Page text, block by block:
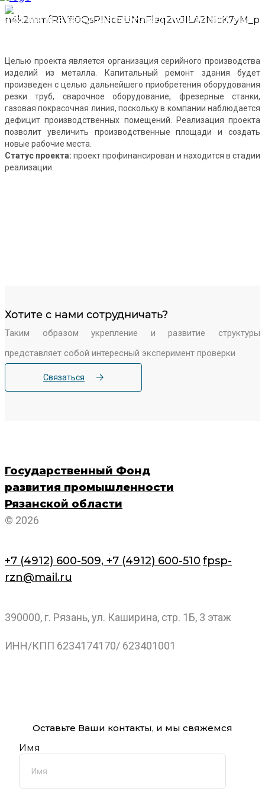
Проект ИП Ивлев А.Н. по капитальному ремонту
здания для развития производства изделий из
Целью проекта является организация серийного производства
изделий из металла. Капитальный ремонт здания будет
произведен с целью дальнейшего приобретения оборудования
резки труб, сварочное оборудование, фрезерные станки,
газовая покрасочная линия, поскольку в компании наблюдается
дефицит производственных помещений. Реализация проекта
позволит увеличить производственные площади и создать
новые рабочие места.
Статус проекта: проект профинансирован и находится в стадии
реализации.
Хотите c нами сотрудничать?
Таким образом укрепление и развитие структуры
представляет собой интересный эксперимент проверки
Связаться
Государственный Фонд
развития промышленности
Рязанской области
© 2026
+7 (4912) 600-509, +7 (4912) 600-510 fpsp-
rzn@mail.ru
390000, г. Рязань, ул. Каширина, стр. 1Б, 3 этаж
ИНН/КПП 6234174170/ 623401001
Оставьте Ваши контакты, и мы свяжемся
Имя